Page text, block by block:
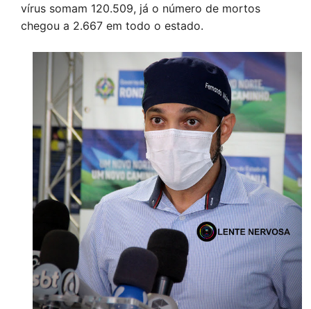
vírus somam 120.509, já o número de mortos
chegou a 2.667 em todo o estado.